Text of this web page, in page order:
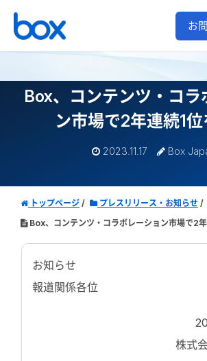
お
Box、コンテンツ・コラ
ン市場で2年連続1
2023.11.17 Box
トップページ プレスリリース・お知らせ
Box、コンテンツ・コラボレーション市場で2
お知らせ
報道関係各位
株式